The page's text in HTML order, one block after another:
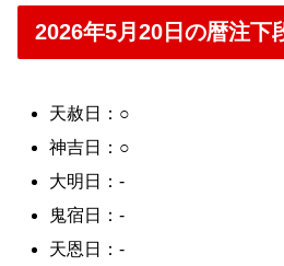
2026年5月20日の暦注下
天赦日：○
神吉日：○
大明日：-
鬼宿日：-
天恩日：-